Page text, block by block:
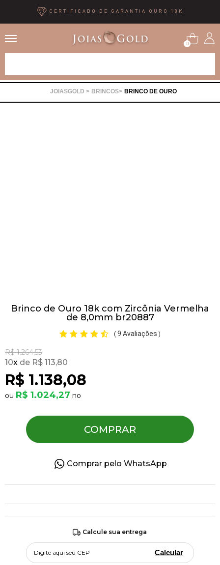
CERTIFICADO DE GARANTIA OURO 18K
0
BRINCOS BRINCO DE OURO
Brinco de Ouro 18k com Zircônia Vermelha
de 8,0mm br20887
( 9 Avaliações )
R$ 1.264,53
R$ 1.138,08
10x R$ 113,80
R$ 1.024,27
COMPRAR
Comprar pelo WhatsApp
Calcule sua entrega
Calcular
Pedras Preciosas
OFERTAS